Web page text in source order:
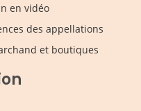
en vidéo
des appellations
et boutiques